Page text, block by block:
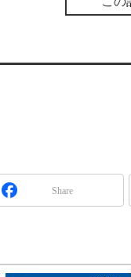
Share